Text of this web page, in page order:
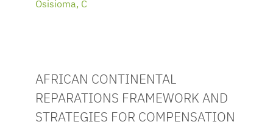
Osisioma, C
AFRICAN CONTINENTAL
REPARATIONS FRAMEWORK AND
STRATEGIES FOR COMPENSATION